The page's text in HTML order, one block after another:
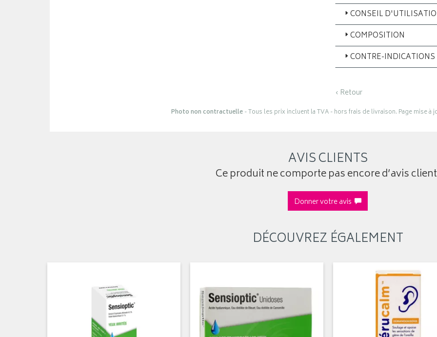
CONSEIL
COMPOSITION
CONTRE-INDICATIONS
‹ Retour
Photo non contractuelle- Tous les prix incluent la TVA - hors frais de livraison. Page mise à
AVIS CLIENTS
Ce produit ne comporte pas encore d’avis
Donner votre avis
DÉCOUVREZ ÉGALEMENT